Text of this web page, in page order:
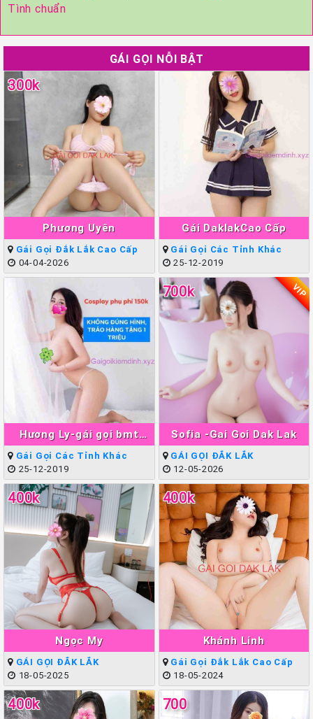
Tình chuẩn
GÁI GỌI NỖI BẬT
Phương Uyên
300k
Gái Gọi Đắk Lắk Cao Cấp
04-04-2026
Gái DaklakCao Cấp
Gái Gọi Các Tỉnh Khác
25-12-2019
Hương Ly-gái gọi bmt
Xinh Teen Đẹp
Gái Gọi Các Tỉnh Khác
25-12-2019
Sofia -Gai Goi Dak Lak
700k VIP
GÁI GỌI ĐẮK LẮK
12-05-2026
Ngọc My
400k
GÁI GỌI ĐẮK LẮK
18-05-2025
Khánh Linh
400k
Gái Gọi Đắk Lắk Cao Cấp
18-05-2024
400k 700